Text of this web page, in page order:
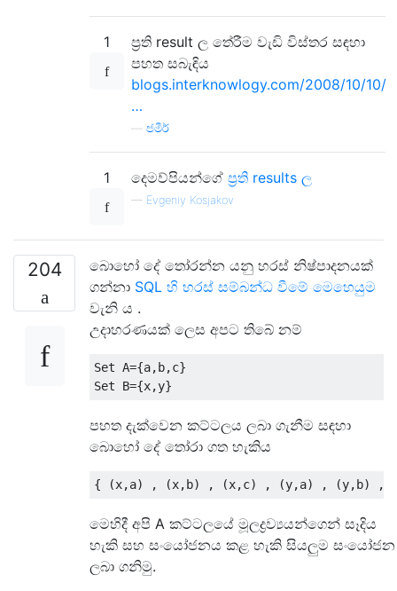
1
ප්‍රති result ල තේරීම වැඩි විස්තර සඳහා
පහත සබැඳිය
blogs.interknowlogy.com/2008/10/10/
…
ජමීර්
1 දෙමව්පියන්ගේ ප්‍රති results ල
— Evgeniy Kosjakov
204
බොහෝ දේ තෝරන්න යනු හරස් නිෂ්පාදනයක්
ගන්නා SQL හි හරස් සම්බන්ධ වීමේ මෙහෙයුම
වැනි ය .
උදාහරණයක් ලෙස අපට තිබේ නම්
Set A={a,b,c}
Set B={x,y}
පහත දැක්වෙන කට්ටලය ලබා ගැනීම සඳහා
බොහෝ දේ තෝරා ගත හැකිය
{ (x,a) , (x,b) , (x,c) , (y,a) , (y,b) ,
මෙහිදී අපි A කට්ටලයේ මූලද්‍රව්‍යයන්ගෙන් සෑදිය
හැකි සහ සංයෝජනය කළ හැකි සියලුම සංයෝජන
ලබා ගනිමු.